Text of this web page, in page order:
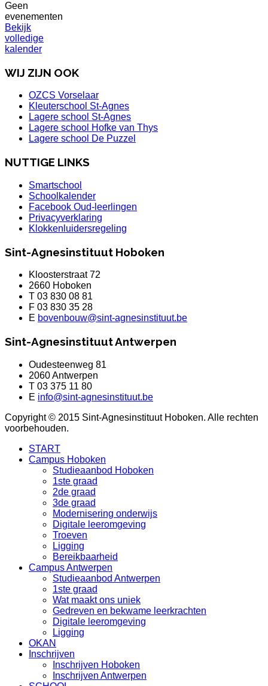
Geen
evenementen
Bekijk
volledige
kalender
WIJ ZIJN OOK
OZCS Vorselaar
Kleuterschool St-Agnes
Lagere school St-Agnes
Lagere school Hofke van Thys
Lagere school De Puzzel
NUTTIGE LINKS
Smartschool
Schoolkalender
Facebook Oud-leerlingen
Privacyverklaring
Klokkenluidersregeling
Sint-Agnesinstituut Hoboken
Kloosterstraat 72
2660 Hoboken
T 03 830 08 81
F 03 830 35 28
E bovenbouw@sint-agnesinstituut.be
Sint-Agnesinstituut Antwerpen
Oudesteenweg 81
2060 Antwerpen
T 03 375 11 80
E info@sint-agnesinstituut.be
Copyright © 2015 Sint-Agnesinstituut Hoboken. Alle rechten
voorbehouden.
START
Campus Hoboken
Studieaanbod Hoboken
1ste graad
2de graad
3de graad
Modernisering onderwijs
Digitale leeromgeving
Troeven
Ligging
Bereikbaarheid
Campus Antwerpen
Studieaanbod Antwerpen
1ste graad
Wat maakt ons uniek
Gedreven en bekwame leerkrachten
Digitale leeromgeving
Ligging
OKAN
Inschrijven
Inschrijven Hoboken
Inschrijven Antwerpen